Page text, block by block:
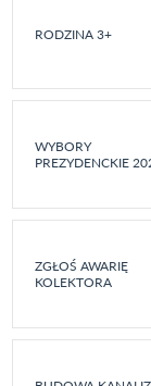
RODZINA 3+
WYBORY
PREZYDENCKIE
ZGŁOŚ AWARIĘ
KOLEKTORA